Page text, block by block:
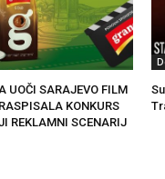
UOČI SARAJEVO FILM
KONKURS
REKLAMNI SCENARIJ